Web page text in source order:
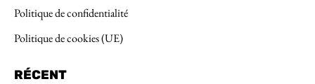
Politique de confidentialité
Politique de cookies (UE)
RÉCENT